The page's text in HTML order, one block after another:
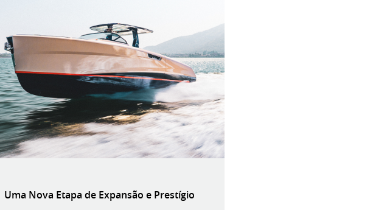
Uma Nova Etapa de Expansão e Prestígio